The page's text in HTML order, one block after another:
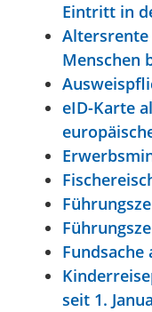
Eintritt in
Menschen
eID-Karte
Fundsache
seit 1.